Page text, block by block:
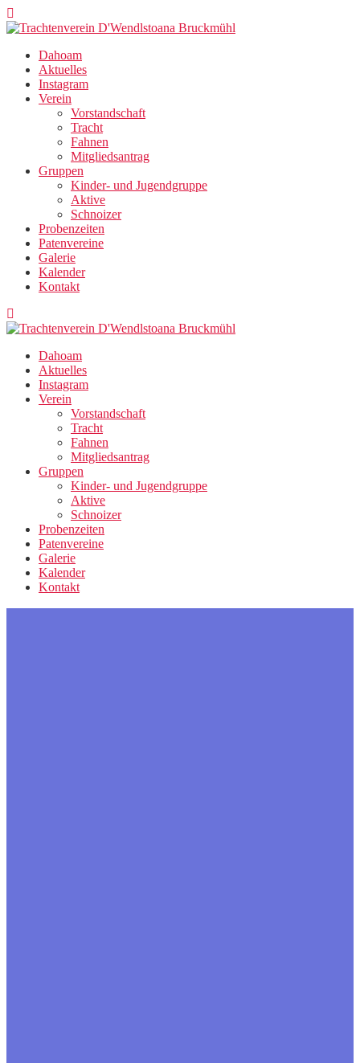
Zum
Inhalt
Dahoam
Aktuelles
Instagram
Verein
Vorstandschaft
Tracht
Fahnen
Mitgliedsantrag
Gruppen
Kinder- und Jugendgruppe
Aktive
Schnoizer
Probenzeiten
Patenvereine
Galerie
Kalender
Kontakt
Dahoam
Aktuelles
Instagram
Verein
Vorstandschaft
Tracht
Fahnen
Mitgliedsantrag
Gruppen
Kinder- und Jugendgruppe
Aktive
Schnoizer
Probenzeiten
Patenvereine
Galerie
Kalender
Kontakt